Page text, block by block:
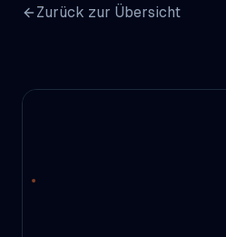
Zurück zur Übersicht